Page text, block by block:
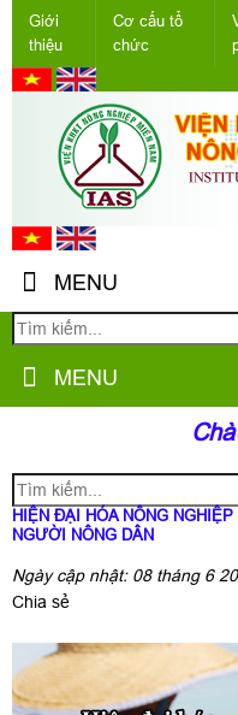
Giới
thiệu
Cơ cấu tổ
chức
MENU
MENU
HIỆN ĐẠI HÓA NÔNG
NGƯỜI NÔNG DÂN
Ngày cập nhật: 08 tháng 6
Chia sẻ